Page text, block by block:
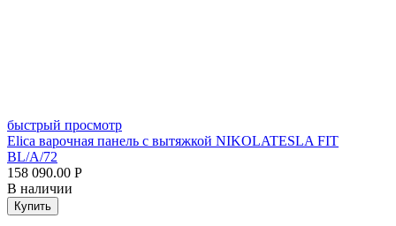
быстрый просмотр
Elica варочная панель с вытяжкой NIKOLATESLA FIT
BL/A/72
158 090.00 Р
В наличии
Купить